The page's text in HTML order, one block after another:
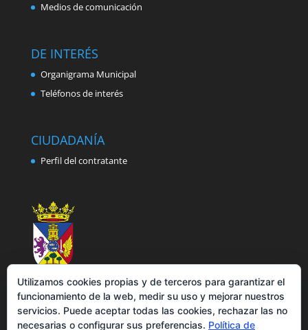
Medios de comunicación
DE INTERÉS
Organigrama Municipal
Teléfonos de interés
CIUDADANÍA
Perfil del contratante
Utilizamos cookies propias y de terceros para garantizar el
funcionamiento de la web, medir su uso y mejorar nuestros
servicios. Puede aceptar todas las cookies, rechazar las no
necesarias o configurar sus preferencias. Política de